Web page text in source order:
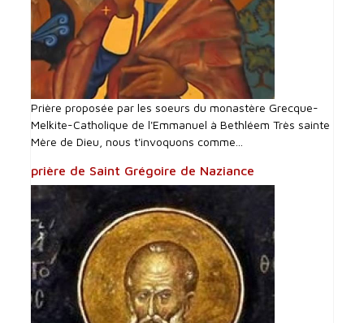
Prière proposée par les soeurs du monastère Grecque-
Melkite-Catholique de l'Emmanuel à Bethléem Très sainte
Mère de Dieu, nous t'invoquons comme...
prière de Saint Grégoire de Naziance